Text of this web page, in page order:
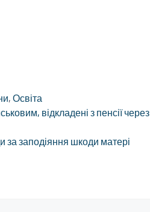
, Освіта
відкладені з пенсії через
за заподіяння шкоди матері